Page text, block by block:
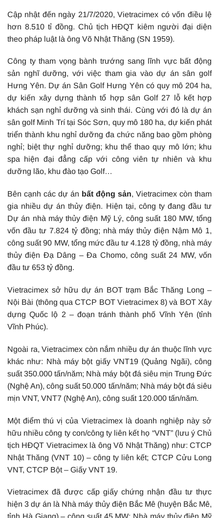
Cập nhật đến ngày 21/7/2020, Vietracimex có vốn điều lệ
hơn 8.510 tỉ đồng. Chủ tịch HĐQT kiêm người đại diện
theo pháp luật là ông Võ Nhật Thăng (SN 1959).
Công ty tham vọng bành trướng sang lĩnh vực bất động
sản nghĩ dưỡng, với việc tham gia vào dự án sân golf
Hưng Yên. Dự án Sân Golf Hưng Yên có quy mô 204 ha,
dự kiến xây dựng thành tổ hợp sân Golf 27 lỗ kết hợp
khách sạn nghỉ dưỡng và sinh thái. Cùng với đó là dự án
sân golf Minh Trí tại Sóc Sơn, quy mô 180 ha, dự kiến phát
triển thành khu nghỉ dưỡng đa chức năng bao gồm phòng
nghỉ; biệt thự nghỉ dưỡng; khu thể thao quy mô lớn; khu
spa hiện đại đẳng cấp với công viên tự nhiên và khu
dưỡng lão, khu đào tạo Golf…
Bên cạnh các dự án bất động sản, Vietracimex còn tham
gia nhiều dự án thủy điện. Hiện tại, công ty đang đầu tư
Dự án nhà máy thủy điện Mỹ Lý, công suất 180 MW, tổng
vốn đầu tư 7.824 tỷ đồng; nhà máy thủy điện Nậm Mô 1,
công suất 90 MW, tổng mức đầu tư 4.128 tỷ đồng, nhà máy
thủy điện Đạ Dâng – Đa Chomo, công suất 24 MW, vốn
đầu tư 653 tỷ đồng.
Vietracimex sở hữu dự án BOT trạm Bắc Thăng Long –
Nội Bài (thông qua CTCP BOT Vietracimex 8) và BOT Xây
dựng Quốc lộ 2 – đoạn tránh thành phố Vĩnh Yên (tỉnh
Vĩnh Phúc).
Ngoài ra, Vietracimex còn nắm nhiều dự án thuộc lĩnh vực
khác như: Nhà máy bột giấy VNT19 (Quảng Ngãi), công
suất 350.000 tấn/năm; Nhà máy bột đá siêu mịn Trung Đức
(Nghệ An), công suất 50.000 tấn/năm; Nhà máy bột đá siêu
mịn VNT, VNT7 (Nghệ An), công suất 120.000 tấn/năm.
Một điểm thú vị của Vietracimex là doanh nghiệp này sở
hữu nhiều công ty con/công ty liên kết họ “VNT” (lưu ý Chủ
tịch HĐQT Vietracimex là ông Võ Nhật Thăng) như: CTCP
Nhật Thăng (VNT 10) – công ty liên kết; CTCP Cửu Long
VNT, CTCP Bột – Giấy VNT 19.
Vietracimex đã được cấp giấy chứng nhận đầu tư thực
hiện 3 dự án là Nhà máy thủy điện Bắc Mê (huyện Bắc Mê,